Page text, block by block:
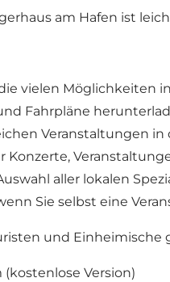
am Hafen ist
vielen Möglichkeiten
Fahrpläne
Veranstaltungen in
Konzerte,
aller lokalen
Sie selbst eine
und
Version)